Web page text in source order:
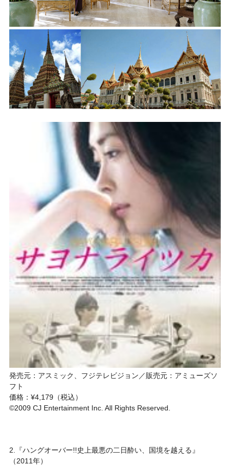
発売元：アスミック、フジテレビジョン／販売元：アミューズソ
フト
価格：¥4,179（税込）
©2009 CJ Entertainment Inc. All Rights Reserved.
2.『ハングオーバー!!史上最悪の二日酔い、国境を越える』
（2011年）